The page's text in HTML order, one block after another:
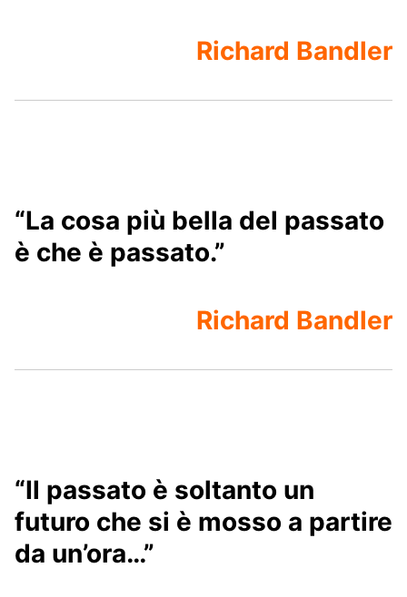
Richard Bandler
“La cosa più bella del passato
è che è passato.”
Richard Bandler
“Il passato è soltanto un
futuro che si è mosso a partire
da un’ora…”